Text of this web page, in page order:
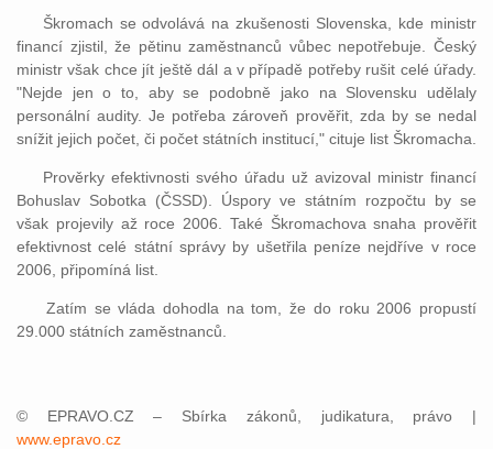
Škromach se odvolává na zkušenosti Slovenska, kde ministr
financí zjistil, že pětinu zaměstnanců vůbec nepotřebuje. Český
ministr však chce jít ještě dál a v případě potřeby rušit celé úřady.
"Nejde jen o to, aby se podobně jako na Slovensku udělaly
personální audity. Je potřeba zároveň prověřit, zda by se nedal
snížit jejich počet, či počet státních institucí," cituje list Škromacha.
Prověrky efektivnosti svého úřadu už avizoval ministr financí
Bohuslav Sobotka (ČSSD). Úspory ve státním rozpočtu by se
však projevily až roce 2006. Také Škromachova snaha prověřit
efektivnost celé státní správy by ušetřila peníze nejdříve v roce
2006, připomíná list.
Zatím se vláda dohodla na tom, že do roku 2006 propustí
29.000 státních zaměstnanců.
© EPRAVO.CZ – Sbírka zákonů, judikatura, právo |
www.epravo.cz